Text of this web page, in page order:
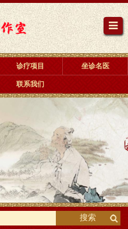
诊疗项目 坐诊名医
联系我们
搜索